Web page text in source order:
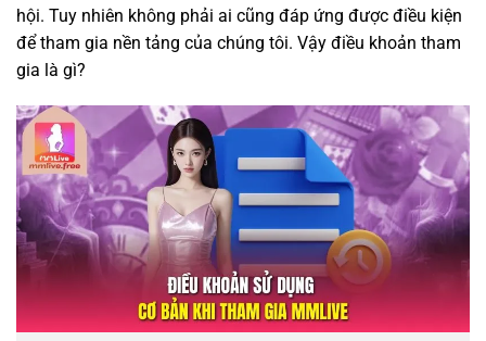
hội. Tuy nhiên không phải ai cũng đáp ứng được điều kiện
để tham gia nền tảng của chúng tôi. Vậy điều khoản tham
gia là gì?